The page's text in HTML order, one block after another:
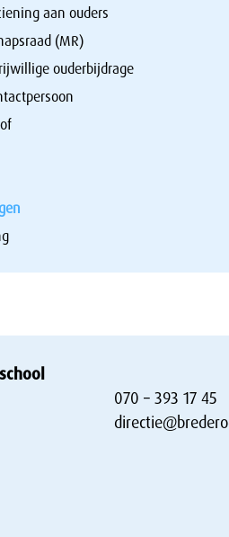
aan ouders
(MR)
ouderbijdrage
070 – 393 17 45